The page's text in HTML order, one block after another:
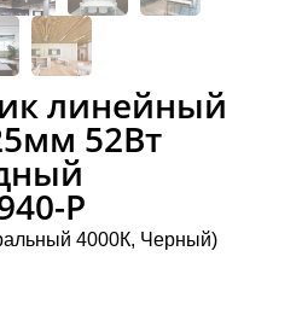
линейный
52Вт
P
4000К, Черный)